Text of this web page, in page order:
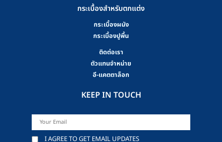
กระเบื้องสำหรับตกแต่ง
กระเบื้องผนัง
กระเบื้องปูพื้น
ติดต่อเรา
ตัวแทนจำหน่าย
อี-แคตตาล็อก
KEEP IN TOUCH
I AGREE TO GET EMAIL UPDATES